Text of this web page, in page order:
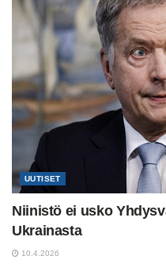
UUTISET
Niinistö ei usko
Ukrainasta
10.4.2026